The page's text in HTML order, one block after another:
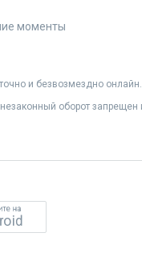
моменты
и безвозмездно онлайн.
оборот